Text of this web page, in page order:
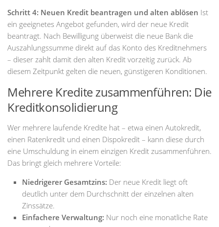
Schritt 4: Neuen Kredit beantragen und alten ablösen Ist
ein geeignetes Angebot gefunden, wird der neue Kredit
beantragt. Nach Bewilligung überweist die neue Bank die
Auszahlungssumme direkt auf das Konto des Kreditnehmers
– dieser zahlt damit den alten Kredit vorzeitig zurück. Ab
diesem Zeitpunkt gelten die neuen, günstigeren Konditionen.
Mehrere Kredite zusammenführen: Die
Kreditkonsolidierung
Wer mehrere laufende Kredite hat – etwa einen Autokredit,
einen Ratenkredit und einen Dispokredit – kann diese durch
eine Umschuldung in einem einzigen Kredit zusammenführen.
Das bringt gleich mehrere Vorteile:
Niedrigerer Gesamtzins: Der neue Kredit liegt oft
deutlich unter dem Durchschnitt der einzelnen alten
Zinssätze.
Einfachere Verwaltung: Nur noch eine monatliche Rate